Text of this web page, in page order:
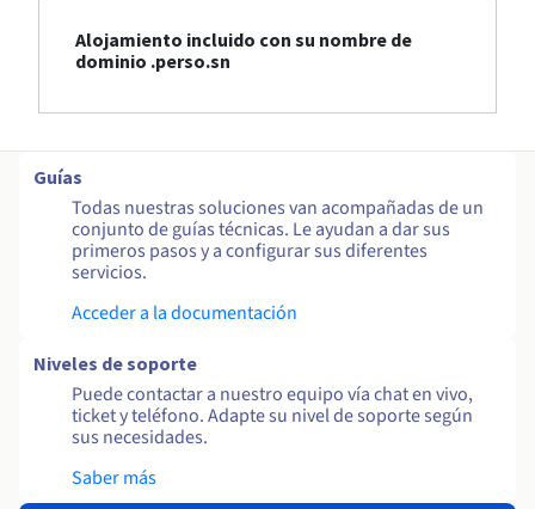
Alojamiento incluido con su nombre de
dominio .perso.sn
Guías
Todas nuestras soluciones van acompañadas de un
conjunto de guías técnicas. Le ayudan a dar sus
primeros pasos y a configurar sus diferentes
servicios.
Acceder a la documentación
Niveles de soporte
Puede contactar a nuestro equipo vía chat en vivo,
ticket y teléfono. Adapte su nivel de soporte según
sus necesidades.
Saber más